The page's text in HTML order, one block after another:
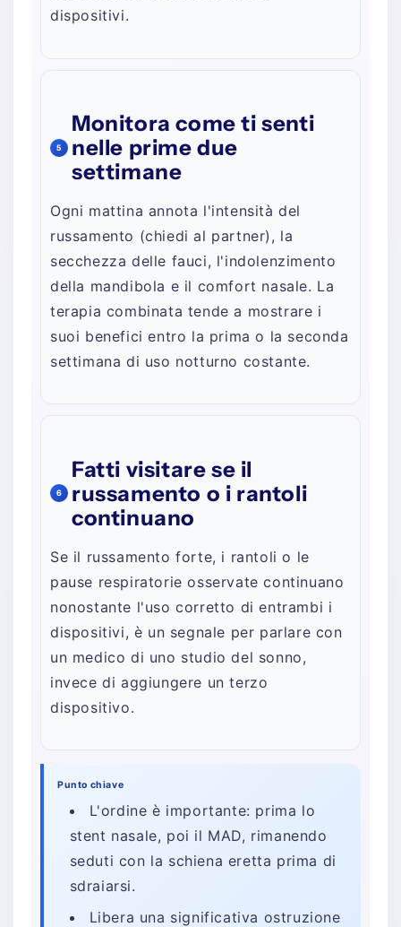
dispositivi.
5
Monitora come ti senti
nelle prime due
settimane
Ogni mattina annota l'intensità del
russamento (chiedi al partner), la
secchezza delle fauci, l'indolenzimento
della mandibola e il comfort nasale. La
terapia combinata tende a mostrare i
suoi benefici entro la prima o la seconda
settimana di uso notturno costante.
6
Fatti visitare se il
russamento o i rantoli
continuano
Se il russamento forte, i rantoli o le
pause respiratorie osservate continuano
nonostante l'uso corretto di entrambi i
dispositivi, è un segnale per parlare con
un medico di uno studio del sonno,
invece di aggiungere un terzo
dispositivo.
Punto chiave
L'ordine è importante: prima lo
stent nasale, poi il MAD, rimanendo
seduti con la schiena eretta prima di
sdraiarsi.
Libera una significativa ostruzione